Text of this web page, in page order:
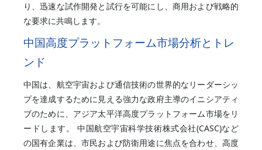
り、迅速な試作開発と試行を可能にし、商用および戦略的
な要求に共鳴します。
中国高度プラットフォーム市場分析とトレ
ンド
中国は、航空宇宙および通信技術の世界的なリーダーシッ
プを達成するために見える強力な政府主導のイニシアティ
ブのために、アジア太平洋高度プラットフォーム市場をリ
ードします。 中国航空宇宙科学技術株式会社(CASC)など
の国有企業は、市民および防衛用途に焦点を合わせ、高度